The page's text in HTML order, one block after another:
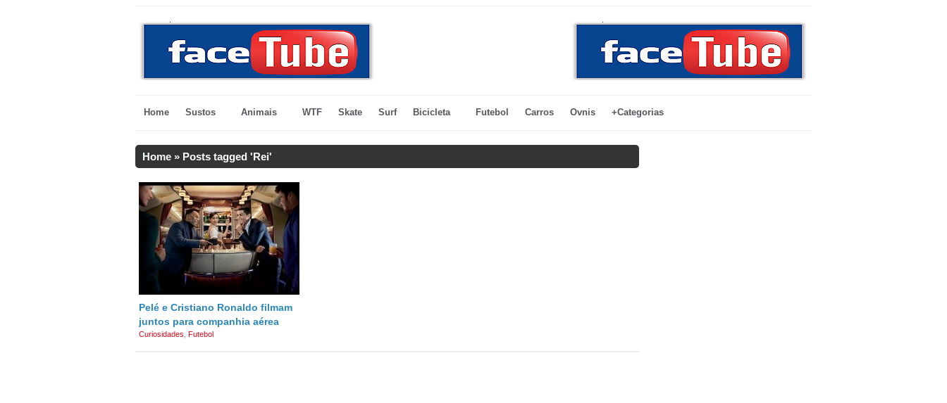
Home Sustos Animais WTF Skate Surf Bicicleta Futebol Carros Ovnis +Categorias
Home » Posts tagged 'Rei'
Pelé e Cristiano Ronaldo filmam
juntos para companhia aérea
Curiosidades Futebol